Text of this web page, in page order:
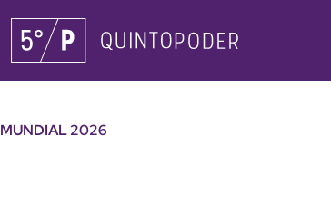
MUNDIAL 2026